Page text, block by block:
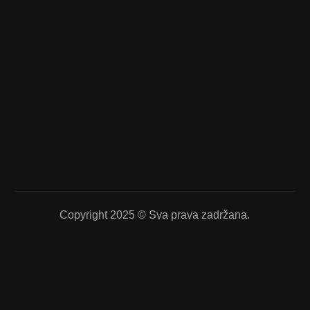
Copyright 2025 © Sva prava zadržana.